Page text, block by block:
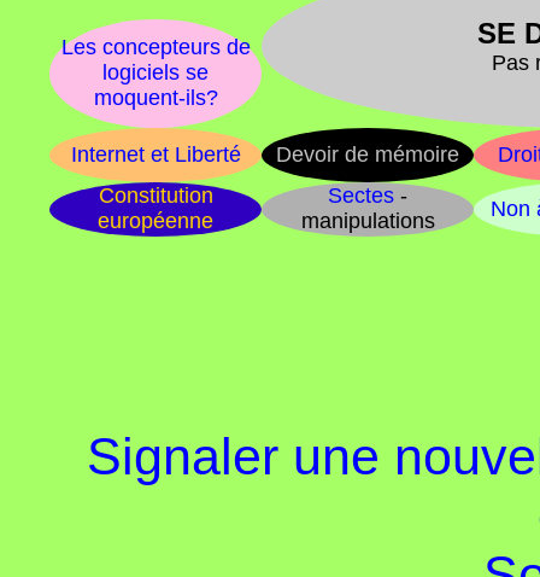
SE
Pas
Internet et Liberté
Les concepteurs de
logiciels se
moquent-ils?
Non
Sectes-
manipulations
Constitution
européenne
Devoir de mémoire
Signaler une